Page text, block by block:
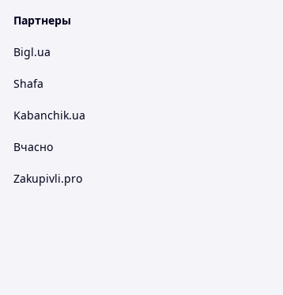
Партнеры
Bigl.ua
Shafa
Kabanchik.ua
Вчасно
Zakupivli.pro